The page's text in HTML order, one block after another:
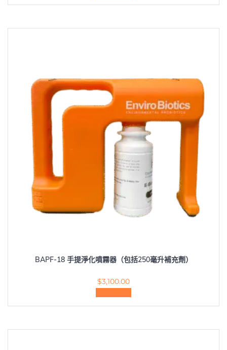
BAPF-18 手提淨化噴霧器（包括250毫升補充劑）
$3,100.00